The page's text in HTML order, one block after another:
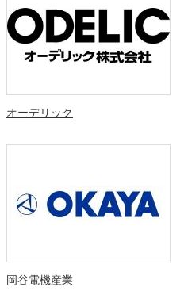
オーデリック
岡谷電機産業